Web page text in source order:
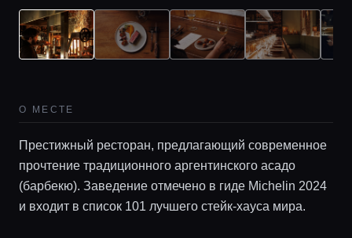
Главная
О МЕСТЕ
Престижный ресторан, предлагающий современное
прочтение традиционного аргентинского асадо
(барбекю). Заведение отмечено в гиде Michelin 2024
и входит в список 101 лучшего стейк-хауса мира.